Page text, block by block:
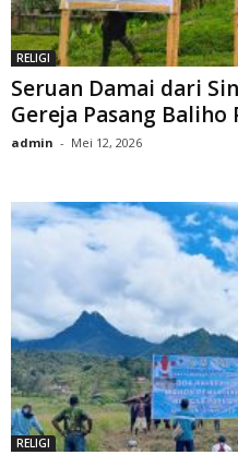
RELIGI
Seruan Damai dari
Gereja Pasang Baliho
admin - Mei 12, 2026
RELIGI